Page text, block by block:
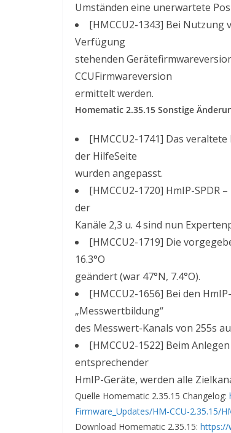
Umständen eine unerwartete
[HMCCU2-1343] Bei
Verfügung
stehenden
CCUFirmwareversion
ermittelt werden.
Homematic 2.35.15 Sonstige
[HMCCU2-1741] Das
der HilfeSeite
wurden angepasst.
[HMCCU2-1720] HmIP-SPDR
der
Kanäle 2,3 u. 4 sind nun
[HMCCU2-1719] Die
16.3°O
geändert (war 47°N, 7.4°O).
[HMCCU2-1656] Bei den
„Messwertbildung“
des Messwert-Kanals von 255s
[HMCCU2-1522] Beim
entsprechender
HmIP-Geräte, werden alle
Quelle Homematic 2.35.15 Changelog:
Firmware_Updates/HM-CCU-2.35.15/
Download Homematic 2.35.15: https://